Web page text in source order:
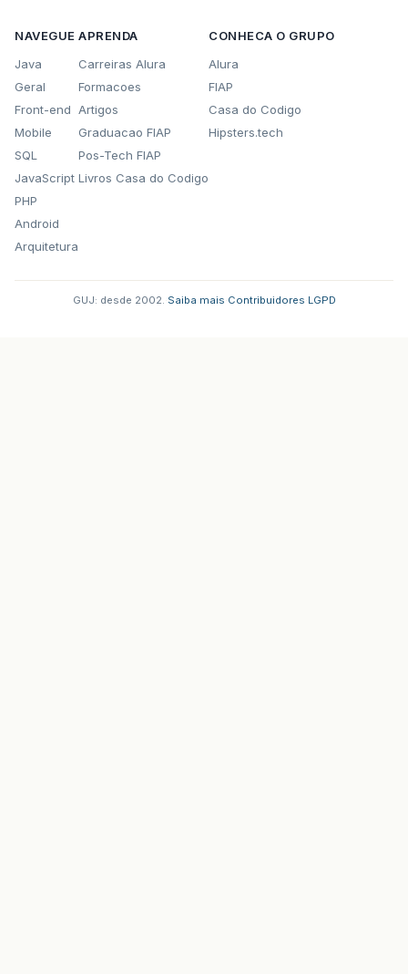
NAVEGUE
Java
Geral
Front-end
Mobile
SQL
JavaScript
PHP
Android
Arquitetura
APRENDA
Carreiras Alura
Formacoes
Artigos
Graduacao FIAP
Pos-Tech FIAP
Livros Casa do Codigo
CONHECA O GRUPO
Alura
FIAP
Casa do Codigo
Hipsters.tech
GUJ: desde 2002. Saiba mais Contribuidores LGPD